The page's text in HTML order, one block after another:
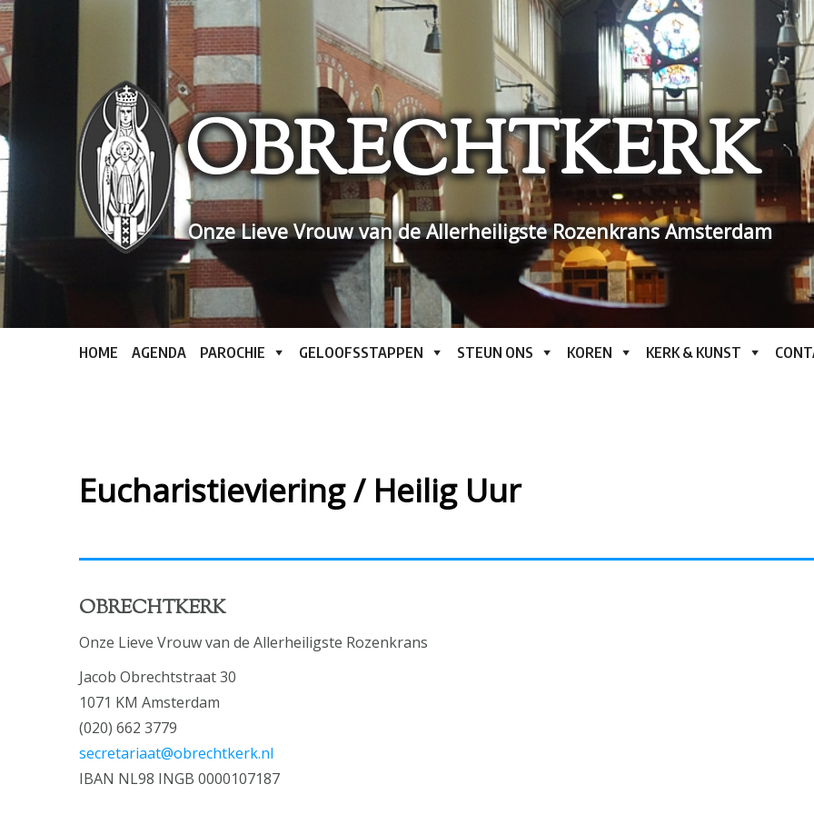
Skip
to
content
OBRECHTKERK
Onze Lieve Vrouw van de Allerheiligste Rozenkrans Amsterdam
HOME AGENDA PAROCHIE GELOOFSSTAPPEN STEUN ONS KOREN KERK & KUNST
Eucharistieviering / Heilig Uur
OBRECHTKERK
Onze Lieve Vrouw van de Allerheiligste Rozenkrans
Jacob Obrechtstraat 30
1071 KM Amsterdam
(020) 662 3779
secretariaat@obrechtkerk.nl
IBAN NL98 INGB 0000107187